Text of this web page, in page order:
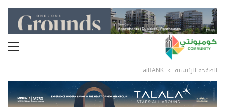
الصفحة الرئيسية aiBANK